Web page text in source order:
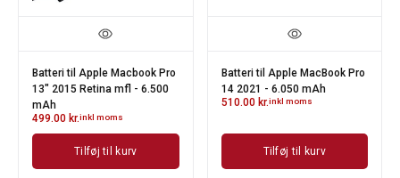
Batteri til Apple Macbook Pro
13" 2015 Retina mfl - 6.500
mAh
499.00 kr.inkl moms
Tilføj til kurv
Batteri til Apple MacBook Pro
14 2021 - 6.050 mAh
510.00 kr.inkl moms
Tilføj til kurv